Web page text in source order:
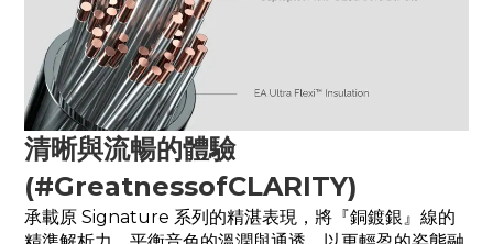
清晰與流暢的體驗
(#GreatnessofCLARITY)
承載原 Signature 系列的精湛表現，將『銅鍍銀』線的